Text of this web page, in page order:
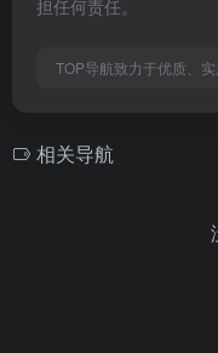
担任何责任。
TOP导航致力于优质、
相关导航